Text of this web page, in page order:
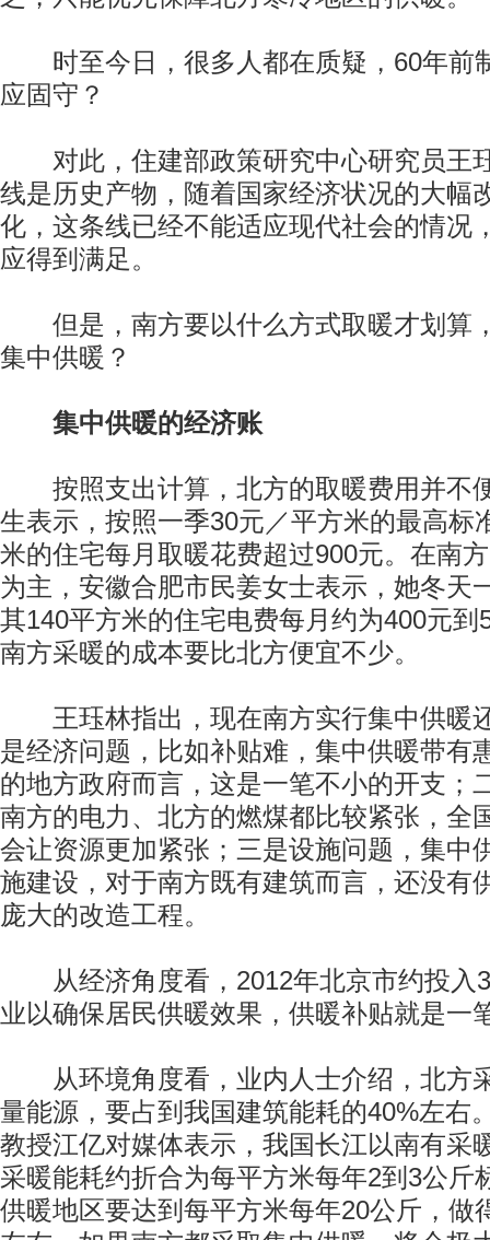
时至今日，很多人都在质疑，60年前
应固守？
对此，住建部政策研究中心研究员王
线是历史产物，随着国家经济状况的大幅
化，这条线已经不能适应现代社会的情况
应得到满足。
但是，南方要以什么方式取暖才划算
集中供暖？
集中供暖的经济账
按照支出计算，北方的取暖费用并不
生表示，按照一季30元／平方米的最高标
米的住宅每月取暖花费超过900元。在南
为主，安徽合肥市民姜女士表示，她冬天
其140平方米的住宅电费每月约为400元到
南方采暖的成本要比北方便宜不少。
王珏林指出，现在南方实行集中供暖
是经济问题，比如补贴难，集中供暖带有
的地方政府而言，这是一笔不小的开支；
南方的电力、北方的燃煤都比较紧张，全
会让资源更加紧张；三是设施问题，集中
施建设，对于南方既有建筑而言，还没有
庞大的改造工程。
从经济角度看，2012年北京市约投入
业以确保居民供暖效果，供暖补贴就是一
从环境角度看，业内人士介绍，北方
量能源，要占到我国建筑能耗的40%左右
教授江亿对媒体表示，我国长江以南有采
采暖能耗约折合为每平方米每年2到3公斤
供暖地区要达到每平方米每年20公斤，做